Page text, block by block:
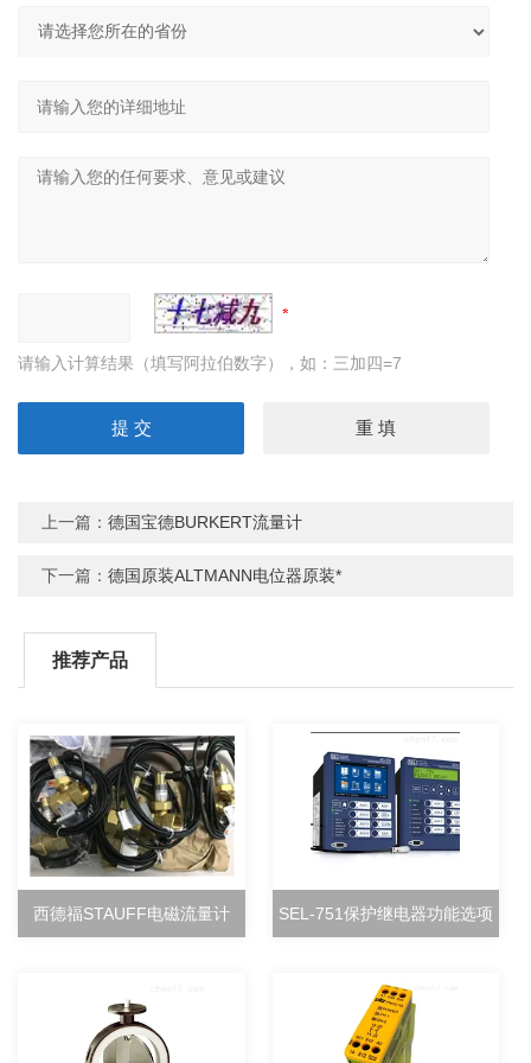
请输入计算结果（填写阿拉伯数字），如：三加四=7
上一篇：德国宝德BURKERT流量计
下一篇：德国原装ALTMANN电位器原装*
推荐产品
西德福STAUFF电磁流量计 SEL-751保护继电器功能选项